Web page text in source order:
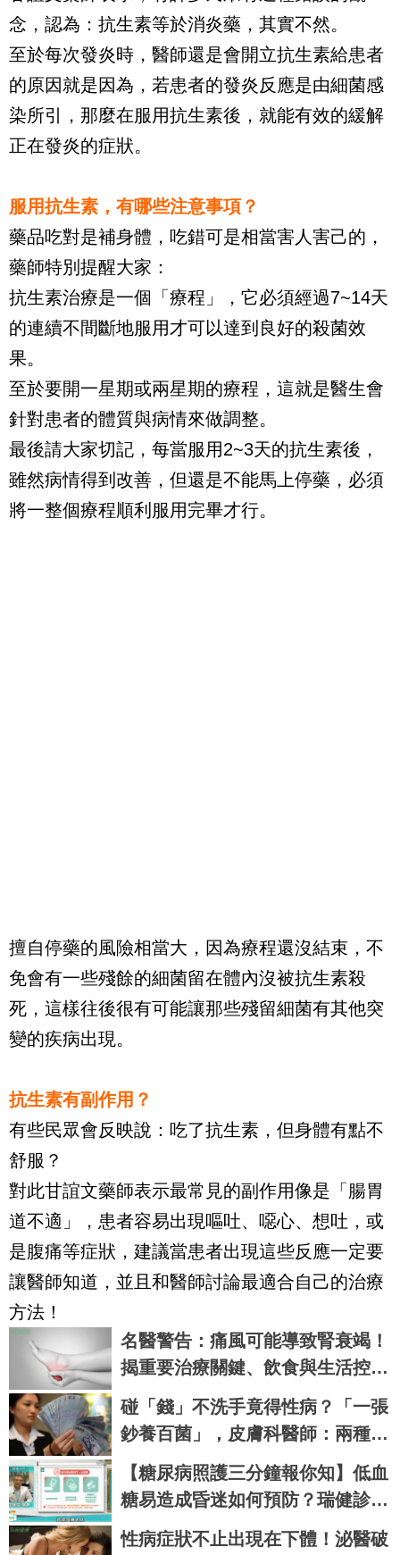
念，認為：抗生素等於消炎藥，其實不然。
至於每次發炎時，醫師還是會開立抗生素給患者
的原因就是因為，若患者的發炎反應是由細菌感
染所引，那麼在服用抗生素後，就能有效的緩解
正在發炎的症狀。
服用抗生素，有哪些注意事項？
藥品吃對是補身體，吃錯可是相當害人害己的，
藥師特別提醒大家：
抗生素治療是一個「療程」，它必須經過7~14天
的連續不間斷地服用才可以達到良好的殺菌效
果。
至於要開一星期或兩星期的療程，這就是醫生會
針對患者的體質與病情來做調整。
最後請大家切記，每當服用2~3天的抗生素後，
雖然病情得到改善，但還是不能馬上停藥，必須
將一整個療程順利服用完畢才行。
擅自停藥的風險相當大，因為療程還沒結束，不
免會有一些殘餘的細菌留在體內沒被抗生素殺
死，這樣往後很有可能讓那些殘留細菌有其他突
變的疾病出現。
抗生素有副作用？
有些民眾會反映說：吃了抗生素，但身體有點不
舒服？
對此甘誼文藥師表示最常見的副作用像是「腸胃
道不適」，患者容易出現嘔吐、噁心、想吐，或
是腹痛等症狀，建議當患者出現這些反應一定要
讓醫師知道，並且和醫師討論最適合自己的治療
方法！
名醫警告：痛風可能導致腎衰竭！
揭重要治療關鍵、飲食與生活控制
方法
碰「錢」不洗手竟得性病？「一張
鈔養百菌」，皮膚科醫師：兩種族
群最危險！｜每日健康Health
【糖尿病照護三分鐘報你知】低血
糖易造成昏迷如何預防？瑞健診所
江瑞田醫師
性病症狀不止出現在下體！泌醫破